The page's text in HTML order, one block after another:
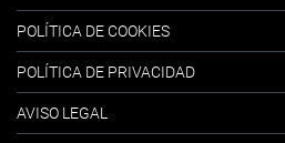
POLÍTICA DE COOKIES
POLÍTICA DE PRIVACIDAD
AVISO LEGAL